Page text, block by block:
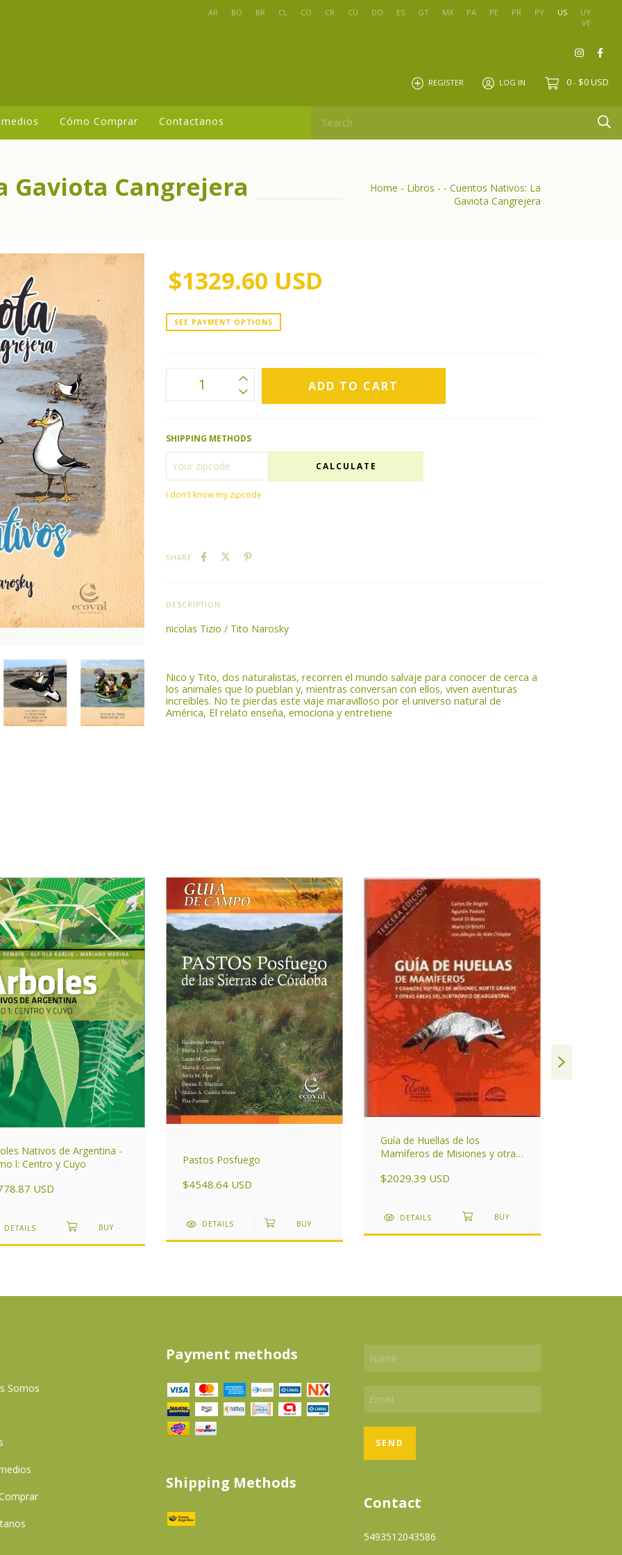
AR BO BR CL CO CR CU DO ES GT MX PA PE PR PY US
UY
VE
REGISTER LOG IN 0 - $0 USD
Cómo Comprar Contactanos
Gaviota Cangrejera Home - Libros - - Cuentos Nativos: La
Gaviota Cangrejera
$1329.60 USD
SEE PAYMENT OPTIONS
SHIPPING METHODS
CALCULATE
I don't know my zipcode
SHARE
DESCRIPTION
nicolas Tizio / Tito Narosky
Nico y Tito, dos naturalistas, recorren el mundo salvaje para conocer de cerca a
los animales que lo pueblan y, mientras conversan con ellos, viven aventuras
increíbles. No te pierdas este viaje maravilloso por el universo natural de
América, El relato enseña, emociona y entretiene
Nativos de Argentina -
l: Centro y Cuyo
USD
DETAILS
Pastos Posfuego
$4548.64 USD
DETAILS
Guía de Huellas de los
Mamíferos de Misiones y otras
Argentina
$2029.39 USD
DETAILS
Somos
Payment methods
Shipping Methods
Contact
5493512043586